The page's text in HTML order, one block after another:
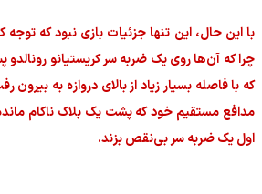
با این حال، این تنها جزئیات بازی نبود که توجه
چرا که آن‌ها روی یک ضربه سر کریستیانو رونالدو
که با فاصله بسیار زیاد از بالای دروازه به بیرون
مدافع مستقیم خود که پشت یک بلاک ناکام
اول یک ضربه سر بی‌نقص بزند.